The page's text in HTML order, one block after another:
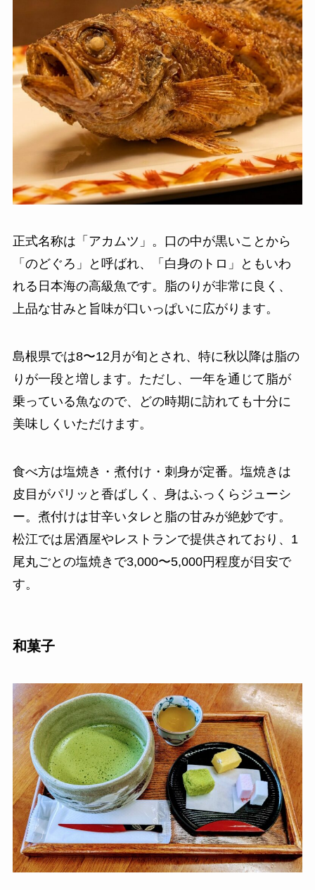
正式名称は「アカムツ」。口の中が黒いことから
「のどぐろ」と呼ばれ、「白身のトロ」ともいわ
れる日本海の高級魚です。脂のりが非常に良く、
上品な甘みと旨味が口いっぱいに広がります。
島根県では8〜12月が旬とされ、特に秋以降は脂の
りが一段と増します。ただし、一年を通じて脂が
乗っている魚なので、どの時期に訪れても十分に
美味しくいただけます。
食べ方は塩焼き・煮付け・刺身が定番。塩焼きは
皮目がパリッと香ばしく、身はふっくらジューシ
ー。煮付けは甘辛いタレと脂の甘みが絶妙です。
松江では居酒屋やレストランで提供されており、1
尾丸ごとの塩焼きで3,000〜5,000円程度が目安で
す。
和菓子